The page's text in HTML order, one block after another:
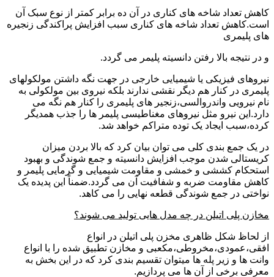
کاهش تعداد شاخه های کناری در آن ده برابر کمتر از نوع سبک آن
است.کاهش تعداد شاخه های کناری سبب افزایش پراکندگی زنجیره
های پلیمری
و در نتیجه بالا رفتن دانسیته پلیمر می گردد.
نیروهای فیزیکی یا شیمیایی خارجی در جهت نگه داشتن مولکولهای
پلیمری در کنار هم دیگر نقشی ندارند بلکه نیروی بین مولکولی به
نام نیرویی واندروالسی،زنجیر های پلیمری را کنار هم نگه می
دارد.این نیرو مثل نیروهای مغناطیسی پلیمر ها را جذب همدیگر
کرده،سبب ایجاد یک توده متراکم خواهد شد.
در یک جمع بندی کلی می توان بیان کرد که بالا بردن میزان
کریستالی شدن موجب افزایش دانسیته و جمع شوندگی و بهبود
استحکام کششی و خمشی و مقاومت شیمیایی و گرمایی پلیمر و
کاهش مقاومت ضربه و شفافیت آن می گردد.ضمناً این پدیده یک
نواختی در جمع شوندگی قطعه نهایی را می کاهد.
مخازن پلی اتیلن در چه مدل هایی تولید می شوند؟
از لحاظ شکل ظاهری مخزن پلی اتیلن در انواع
افقی،عمودی،مخروطی،مکعبی و مخازن تطبیق شده را با انواع
وانت ها و زیر پله ها میتوان تقسیم بندی کرد که در این بخش به
معرفی برخی از آن ها می پردازیم.